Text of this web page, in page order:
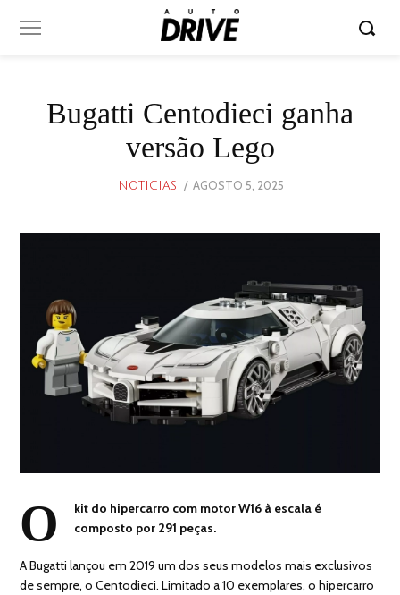
Bugatti Centodieci ganha
versão Lego
NOTICIAS
POSTED
AGOSTO 5, 2025
O
kit do hipercarro com motor W16 à escala é
composto por 291 peças.
A Bugatti lançou em 2019 um dos seus modelos mais exclusivos
de sempre, o Centodieci. Limitado a 10 exemplares, o hipercarro